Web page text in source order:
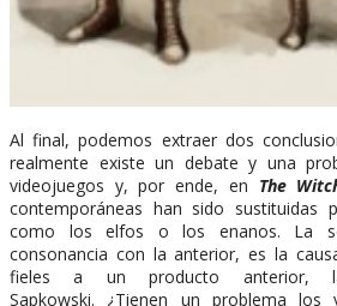
Al final, podemos extraer dos
realmente existe un debate y una
videojuegos y, por ende, en The
contemporáneas han sido sustituidas
como los elfos o los enanos. La
consonancia con la anterior, es la
fieles a un producto anterior,
Sapkowski. ¿Tienen un problema los